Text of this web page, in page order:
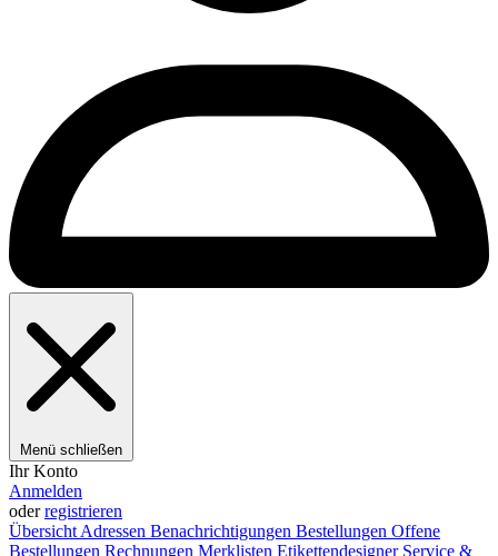
Menü schließen
Ihr Konto
Anmelden
oderregistrieren
Übersicht Adressen Benachrichtigungen Bestellungen Offene
Bestellungen Rechnungen Merklisten Etikettendesigner Service &